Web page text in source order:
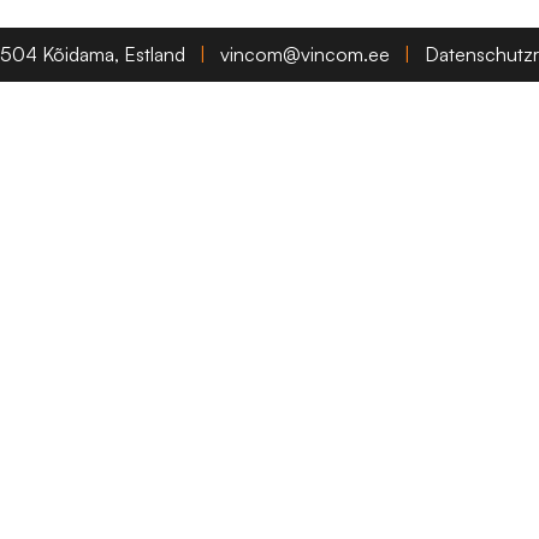
Kõidama, Estland | vincom@vincom.ee |